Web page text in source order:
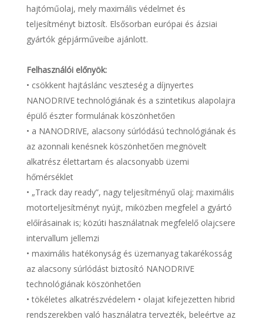
hajtóműolaj, mely maximális védelmet és
teljesítményt biztosít. Elsősorban európai és ázsiai
gyártók gépjárműveibe ajánlott.
Felhasználói előnyök:
• csökkent hajtáslánc veszteség a díjnyertes
NANODRIVE technológiának és a szintetikus alapolajra
épülő észter formulának köszönhetően
• a NANODRIVE, alacsony súrlódású technológiának és
az azonnali kenésnek köszönhetően megnövelt
alkatrész élettartam és alacsonyabb üzemi
hőmérséklet
• „Track day ready”, nagy teljesítményű olaj; maximális
motorteljesítményt nyújt, miközben megfelel a gyártó
előírásainak is; közúti használatnak megfelelő olajcsere
intervallum jellemzi
• maximális hatékonyság és üzemanyag takarékosság
az alacsony súrlódást biztosító NANODRIVE
technológiának köszönhetően
• tökéletes alkatrészvédelem • olajat kifejezetten hibrid
rendszerekben való használatra tervezték, beleértve az